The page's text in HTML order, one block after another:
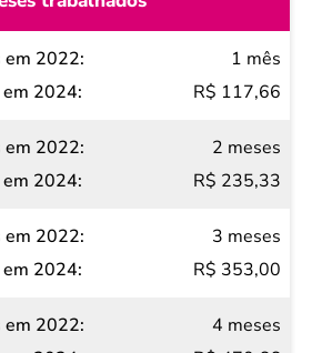
1 mês
R$ 117,66
2 meses
R$ 235,33
3 meses
R$ 353,00
4 meses